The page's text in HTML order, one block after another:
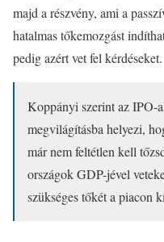
majd a részvény, ami a
hatalmas tőkemozgást
pedig azért vet fel kérdéseket.
Koppányi szerint az IPO-
megvilágításba helyezi,
már nem feltétlen kell
országok GDP-jével
szükséges tőkét a piacon